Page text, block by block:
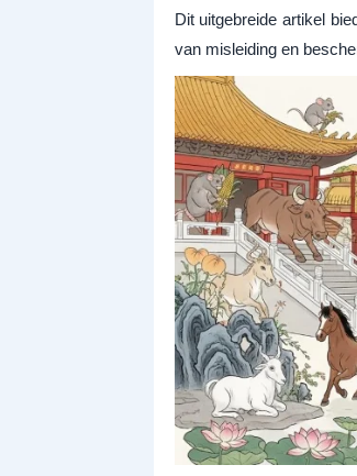
Dit uitgebreide artikel
van misleiding en